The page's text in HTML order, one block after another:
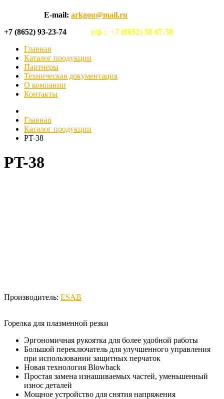
E-mail: arkgou@mail.ru
+7 (8652) 93-23-74 т/ф : +7 (8652) 38-67-58
Главная
Каталог продукции
Партнеры
Техническая документация
О компании
Контакты
Главная
Каталог продукции
PT-38
PT-38
Производитель: ESAB
Горелка для плазменной резки
Эргономичная рукоятка для более удобной работы
Большой переключатель для улучшенного управления
при использовании защитных перчаток
Новая технология Blowback
Простая замена изнашиваемых частей, уменьшенный
износ деталей
Мощное устройство для снятия напряжения